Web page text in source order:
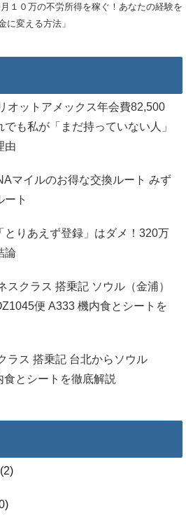
１０万の不労所得を稼ぐ！あなたの経験を
に変える方法」
オットアメックス年会費82,500
も私が「まだ持っていない人」
由
マイルのお得な交換ルート みず
ート
とりあえず登録」はダメ！320万
論
スクラス 搭乗記 ソウル（金浦）
便 A333 機内食とシートを
ラス 搭乗記 台北からソウル
とシートを徹底解説
(2)